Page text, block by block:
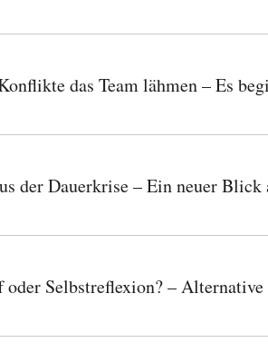
das Team lähmen – Es
der Dauerkrise – Ein neuer
Selbstreflexion? –
Die
und akzeptiere diese.